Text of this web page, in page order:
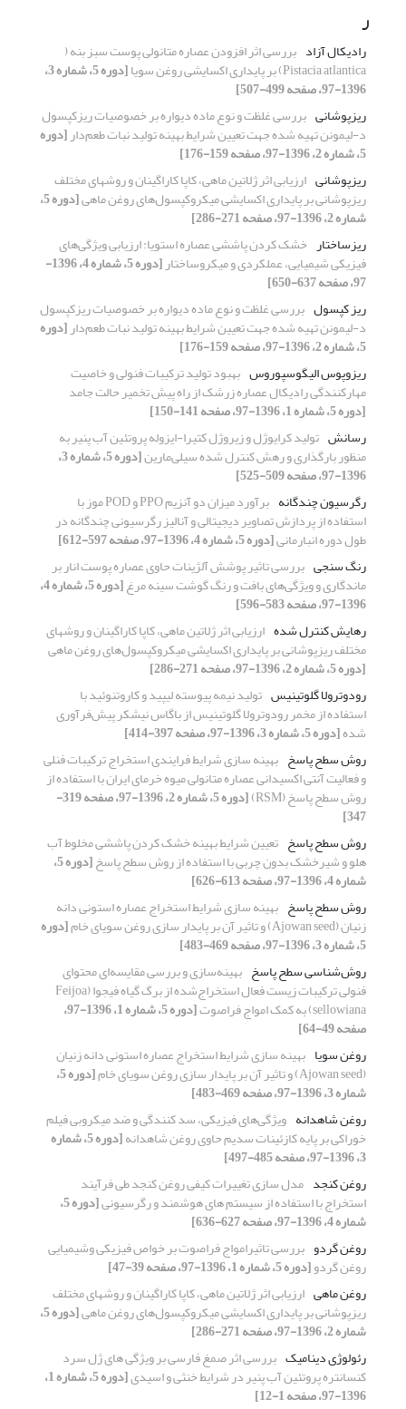
ر
رادیکال آزاد بررسی اثر افزودن عصاره متانولی پوست سبز بنه (
Pistacia atlantica) بر پایداری اکسایشی روغن سویا [دوره 5، شماره 3،
1396-97، صفحه 499-507]
ریزپوشانی بررسی غلظت و نوع ماده دیواره بر خصوصیات ریزکپسول
د-لیمونن تهیه شده جهت تعیین شرایط بهینه تولید نبات طعم‌دار[دوره
5، شماره 2، 1396-97، صفحه 159-176]
ریزپوشانی ارزیابی اثر ژلاتین ماهی، کاپا کاراگینان و روشهای مختلف
ریزپوشانی بر پایداری اکسایشی میکروکپسول‌های روغن ماهی [دوره 5،
شماره 2، 1396-97، صفحه 271-286]
ریزساختار خشک کردن پاششی عصاره‌ استویا: ارزیابی ویژگی‌های
فیزیکی شیمیایی، عملکردی و میکروساختار [دوره 5، شماره 4، 1396-
97، صفحه 637-650]
ریز کپسول بررسی غلظت و نوع ماده دیواره بر خصوصیات ریزکپسول
د-لیمونن تهیه شده جهت تعیین شرایط بهینه تولید نبات طعم‌دار[دوره
5، شماره 2، 1396-97، صفحه 159-176]
ریزوپوس الیگوسپوروس بهبود تولید ترکیبات فنولی و خاصیت
مهارکنندگی رادیکال عصاره‌ زرشک از راه پیش تخمیر حالت جامد
[دوره 5، شماره 1، 1396-97، صفحه 141-150]
رسانش تولید کرایوژل و زیروژل کتیرا-ایزوله پروتئین آب پنیر به
منظور بارگذاری و رهش کنترل شده سیلی‌مارین [دوره 5، شماره 3،
1396-97، صفحه 509-525]
رگرسیون چندگانه
برآورد میزان دو آنزیم‏ PPO و POD موز با
استفاده از پردازش تصاویر دیجیتالی و آنالیز رگرسیونی چندگانه در
طول دوره انبارمانی[دوره 5، شماره 4، 1396-97، صفحه 597-612]
رنگ سنجی بررسی تاثیر پوشش آلژینات حاوی عصاره پوست انار بر
ماندگاری و ویژگی‌های بافت و رنگ گوشت سینه مرغ [دوره 5، شماره 4،
1396-97، صفحه 583-596]
رهایش کنترل شده ارزیابی اثر ژلاتین ماهی، کاپا کاراگینان و روشهای
مختلف ریزپوشانی بر پایداری اکسایشی میکروکپسول‌های روغن ماهی
[دوره 5، شماره 2، 1396-97، صفحه 271-286]
رودوترولا گلوتینیس تولید نیمه پیوسته لیپید و کاروتنوئید با
استفاده از مخمر رودوترولا گلوتینیس از باگاس نیشکر پیش‌فرآوری
شده[دوره 5، شماره 3، 1396-97، صفحه 397-414]
روش سطح پاسخ بهینه سازی شرایط فرایندی استخراج ترکیبات فنلی
و فعالیت آنتی اکسیدانی عصاره متانولی میوه خرمای ایران با استفاده از
روش سطح پاسخ (RSM) [دوره 5، شماره 2، 1396-97، صفحه 319-
347]
روش سطح پاسخ تعیین شرایط بهینه خشک کردن پاششی مخلوط آب
هلو و شیرخشک بدون چربی با استفاده از روش سطح پاسخ [دوره 5،
شماره 4، 1396-97، صفحه 613-626]
روش سطح پاسخ بهینه سازی شرایط استخراج عصاره استونی دانه
زنیان (Ajowan seed) و تاثیر آن بر پایدار سازی روغن سویای خام [دوره
5، شماره 3، 1396-97، صفحه 469-483]
روش‌شناسی سطح پاسخ بهینه‌سازی و بررسی مقایسه‌ای محتوای
فنولی ترکیبات زیست فعال استخراج‌شده از برگ گیاه فیجوا (Feijoa
sellowiana) به کمک امواج فراصوت [دوره 5، شماره 1، 1396-97،
صفحه 49-64]
روغن سویا بهینه سازی شرایط استخراج عصاره استونی دانه زنیان
(Ajowan seed) و تاثیر آن بر پایدار سازی روغن سویای خام [دوره 5،
شماره 3، 1396-97، صفحه 469-483]
روغن شاهدانه ویژگی‌های فیزیکی، سد کنندگی و ضد میکروبی فیلم
خوراکی بر پایه کازئینات سدیم حاوی روغن شاهدانه [دوره 5، شماره
3، 1396-97، صفحه 485-497]
روغن کنجد مدل سازی تغییرات کیفی روغن کنجد طی فرآیند
استخراج با استفاده از سیستم های هوشمند و رگرسیونی [دوره 5،
شماره 4، 1396-97، صفحه 627-636]
روغن گردو بررسی تاثیرامواج فراصوت بر خواص فیزیکی وشیمیایی
روغن گردو[دوره 5، شماره 1، 1396-97، صفحه 39-47]
روغن ماهی ارزیابی اثر ژلاتین ماهی، کاپا کاراگینان و روشهای مختلف
ریزپوشانی بر پایداری اکسایشی میکروکپسول‌های روغن ماهی [دوره 5،
شماره 2، 1396-97، صفحه 271-286]
رئولوژی دینامیک بررسی اثر صمغ فارسی بر ویژگی های ژل سرد
کنسانتره پروتئین آب پنیر در شرایط خنثی و اسیدی [دوره 5، شماره 1،
1396-97، صفحه 1-12]